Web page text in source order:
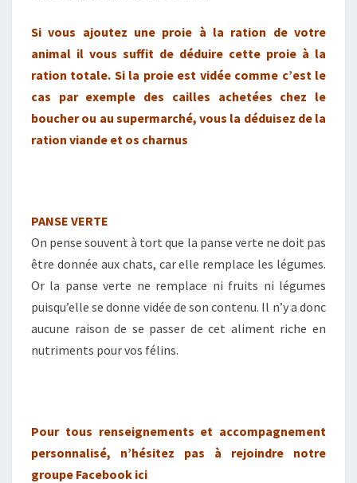
Si vous ajoutez une proie à la ration de votre
animal il vous suffit de déduire cette proie à la
ration totale. Si la proie est vidée comme c’est le
cas par exemple des cailles achetées chez le
boucher ou au supermarché, vous la déduisez de la
ration viande et os charnus
PANSE VERTE
On pense souvent à tort que la panse verte ne doit pas
être donnée aux chats, car elle remplace les légumes.
Or la panse verte ne remplace ni fruits ni légumes
puisqu’elle se donne vidée de son contenu. Il n’y a donc
aucune raison de se passer de cet aliment riche en
nutriments pour vos félins.
Pour tous renseignements et accompagnement
personnalisé, n’hésitez pas à rejoindre notre
groupe Facebook ici